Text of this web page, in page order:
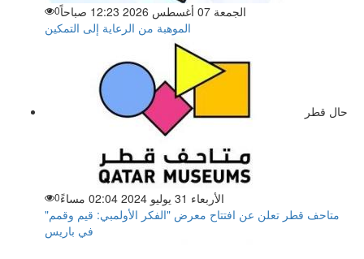
الجمعة 07 أغسطس 2026 12:23 صباحاً 0
الموهبة من الرعاية إلى التمكين
حال قطر
الأربعاء 31 يوليو 2024 02:04 مساءً 0
متاحف قطر تعلن عن افتتاح معرض "الفكر الأولمبي: قيم وقمم"
في باريس